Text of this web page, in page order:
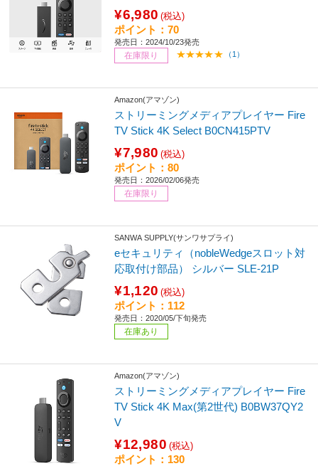
¥6,980 (税込)
ポイント：70
発売日：2024/10/23発売
在庫限り （1）
Amazon(アマゾン)
ストリーミングメディアプレイヤー Fire
TV Stick 4K Select B0CN415PTV
¥7,980 (税込)
ポイント：80
発売日：2026/02/06発売
在庫限り
SANWA SUPPLY(サンワサプライ)
eセキュリティ（nobleWedgeスロット対
応取付け部品） シルバー SLE-21P
¥1,120 (税込)
ポイント：112
発売日：2020/05/下旬発売
在庫あり
Amazon(アマゾン)
ストリーミングメディアプレイヤー Fire
TV Stick 4K Max(第2世代) B0BW37QY2
V
¥12,980 (税込)
ポイント：130